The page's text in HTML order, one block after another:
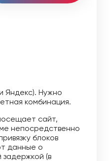
Яндекс). Нужно
комбинация.
сайт,
непосредственно
блоков
данные о
(в